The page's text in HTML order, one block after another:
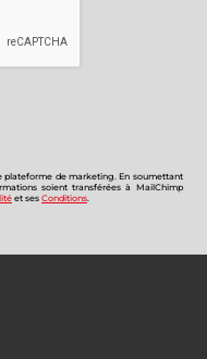
plateforme de marketing. En soumettant
soient transférées à MailChimp
et ses Conditions.